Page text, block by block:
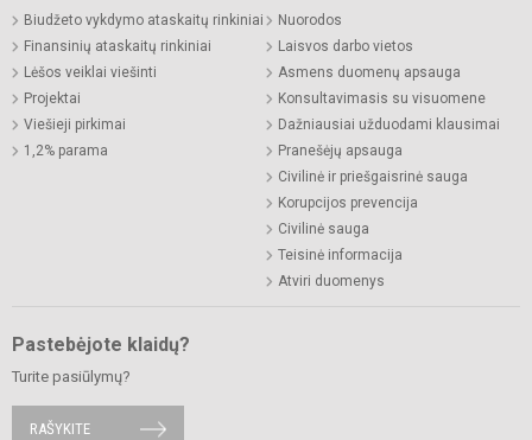
Biudžeto vykdymo ataskaitų rinkiniai
Finansinių ataskaitų rinkiniai
Lėšos veiklai viešinti
Projektai
Viešieji pirkimai
1,2% parama
Nuorodos
Laisvos darbo vietos
Asmens duomenų apsauga
Konsultavimasis su visuomene
Dažniausiai užduodami klausimai
Pranešėjų apsauga
Civilinė ir priešgaisrinė sauga
Korupcijos prevencija
Civilinė sauga
Teisinė informacija
Atviri duomenys
Pastebėjote klaidų?
Turite pasiūlymų?
RAŠYKITE